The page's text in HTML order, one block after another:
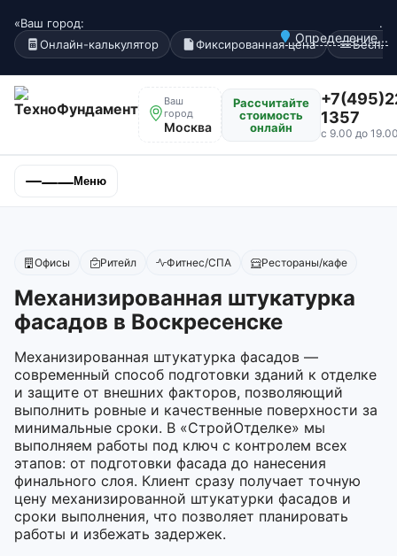
«Ваш город:
Определение...
.
Онлайн-калькулятор
Фиксированная цена
Ваш
город
Москва
Рассчитайте
стоимость
онлайн
1357
с 9.00 до
Меню
Офисы Ритейл Фитнес/СПА Рестораны/кафе
Механизированная штукатурка
фасадов в Воскресенске
Механизированная штукатурка фасадов —
современный способ подготовки зданий к отделке
и защите от внешних факторов, позволяющий
выполнить ровные и качественные поверхности за
минимальные сроки. В «СтройОтделке» мы
выполняем работы под ключ с контролем всех
этапов: от подготовки фасада до нанесения
финального слоя. Клиент сразу получает точную
цену механизированной штукатурки фасадов и
сроки выполнения, что позволяет планировать
работы и избежать задержек.